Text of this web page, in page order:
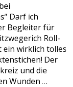
Darf ich
Begleiter für
Roll-
ein wirklich tolles
Der
und die
Wunden …